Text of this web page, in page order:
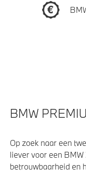
BMW
Op zoek naar een
liever voor een
betrouwbaarheid en